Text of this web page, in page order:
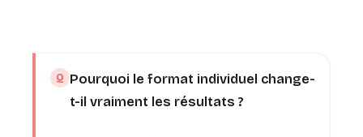
Pourquoi le format individuel change-
t-il vraiment les résultats ?